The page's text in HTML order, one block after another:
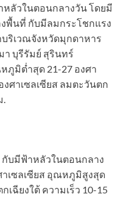
ลัวในตอนกลางวัน โดยมี
พื้นที่ กับมีลมกระโชกแรง
ริเวณจังหวัดมุกดาหาร
า บุรีรัมย์ สุรินทร์
ภูมิต่ำสุด 21-27 องศา
ศาเซลเซียส ลมตะวันตก
.
บมีฟ้าหลัวในตอนกลาง
ซลเซียส อุณหภูมิสูงสุด
เฉียงใต้ ความเร็ว 10-15